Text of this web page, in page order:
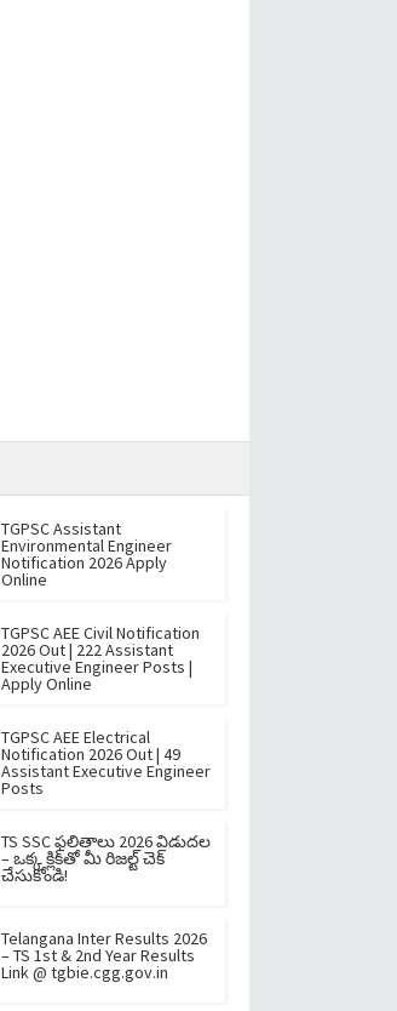
TGPSC Assistant
Environmental Engineer
Notification 2026 Apply
Online
TGPSC AEE Civil Notification
2026 Out | 222 Assistant
Executive Engineer Posts |
Apply Online
TGPSC AEE Electrical
Notification 2026 Out | 49
Assistant Executive Engineer
Posts
TS SSC ఫలితాలు 2026 విడుదల
– ఒక్క క్లిక్‌తో మీ రిజల్ట్ చెక్
చేసుకోండి!
Telangana Inter Results 2026
– TS 1st & 2nd Year Results
Link @ tgbie.cgg.gov.in